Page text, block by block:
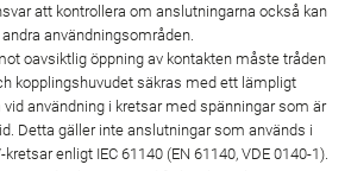
att kontrollera om anslutningarna också kan
användningsområden.
oavsiktlig öppning av kontakten måste tråden
kopplingshuvudet säkras med ett lämpligt
användning i kretsar med spänningar som är
Detta gäller inte anslutningar som används i
kretsar enligt IEC 61140 (EN 61140, VDE 0140-1).